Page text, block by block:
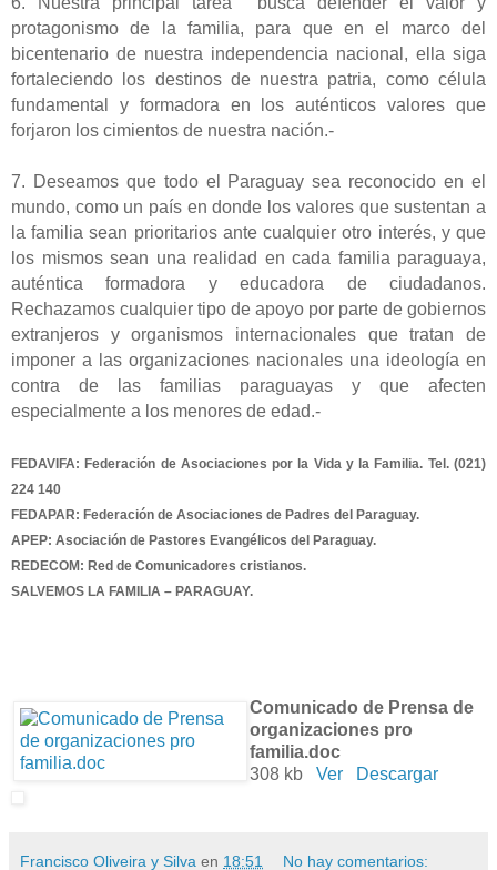
protagonismo de la familia, para que en el marco del
bicentenario de nuestra independencia nacional, ella siga
fortaleciendo los destinos de nuestra patria, como célula
fundamental y formadora en los auténticos valores que
forjaron los cimientos de nuestra nación.-
7. Deseamos que todo el Paraguay sea reconocido en el
mundo, como un país en donde los valores que sustentan a
la familia sean prioritarios ante cualquier otro interés, y que
los mismos sean una realidad en cada familia paraguaya,
auténtica formadora y educadora de ciudadanos.
Rechazamos cualquier tipo de apoyo por parte de gobiernos
extranjeros y organismos internacionales que tratan de
imponer a las organizaciones nacionales una ideología en
contra de las familias paraguayas y que afecten
especialmente a los menores de edad.-
FEDAVIFA: Federación de Asociaciones por la Vida y la Familia. Tel. (021)
224 140
FEDAPAR: Federación de Asociaciones de Padres del Paraguay.
APEP: Asociación de Pastores Evangélicos del Paraguay.
REDECOM: Red de Comunicadores cristianos.
SALVEMOS LA FAMILIA – PARAGUAY.
Comunicado de Prensa de
organizaciones pro
familia.doc
308 kb Ver Descargar
Francisco Oliveira y Silva en 18:51 No hay comentarios: